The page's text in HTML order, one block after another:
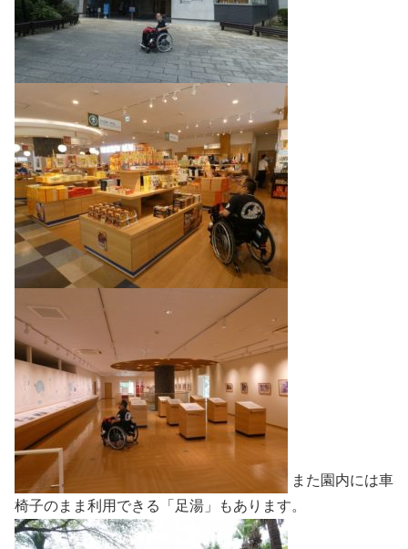
また園内には車
椅子のまま利用できる「足湯」もあります。